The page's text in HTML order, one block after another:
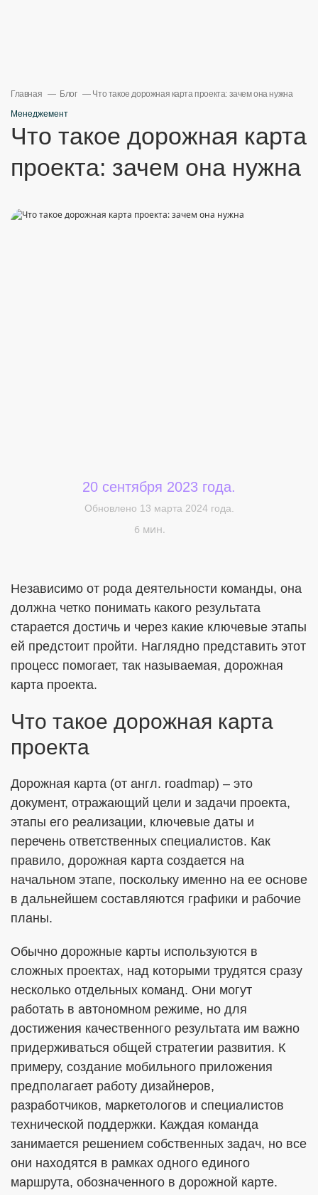
Меня интересует...
ОТПРАВИТЬ
Главная Блог
Что такое дорожная карта проекта: зачем она нужна
Менеджемент
Что такое дорожная карта
проекта: зачем она нужна
20 сентября 2023 года.
Обновлено 13 марта 2024 года.
6 мин.
Независимо от рода деятельности команды, она
должна четко понимать какого результата
старается достичь и через какие ключевые этапы
ей предстоит пройти. Наглядно представить этот
процесс помогает, так называемая, дорожная
карта проекта.
Что такое дорожная карта
проекта
Дорожная карта (от англ. roadmap) – это
документ, отражающий цели и задачи проекта,
этапы его реализации, ключевые даты и
перечень ответственных специалистов. Как
правило, дорожная карта создается на
начальном этапе, поскольку именно на ее основе
в дальнейшем составляются графики и рабочие
планы.
Обычно дорожные карты используются в
сложных проектах, над которыми трудятся сразу
несколько отдельных команд. Они могут
работать в автономном режиме, но для
достижения качественного результата им важно
придерживаться общей стратегии развития. К
примеру, создание мобильного приложения
предполагает работу дизайнеров,
разработчиков, маркетологов и специалистов
технической поддержки. Каждая команда
занимается решением собственных задач, но все
они находятся в рамках одного единого
маршрута, обозначенного в дорожной карте.